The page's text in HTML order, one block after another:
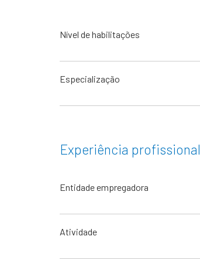
Nível de habilitações
Especialização
Experiência profissional
Entidade empregadora
Atividade